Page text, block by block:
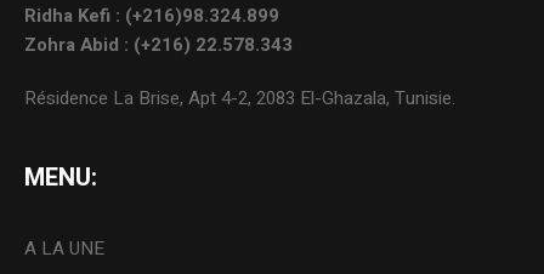
Ridha Kefi : (+216)98.324.899
Zohra Abid : (+216) 22.578.343
Résidence La Brise, Apt 4-2, 2083 El-Ghazala, Tunisie.
MENU:
A LA UNE